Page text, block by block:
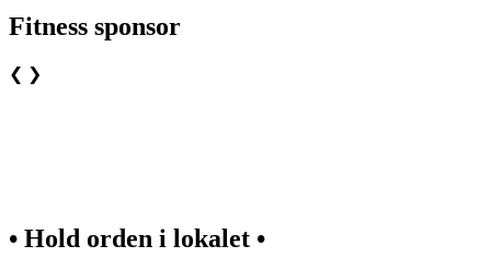
Fitness sponsor
❮ ❯
• Hold orden i lokalet •